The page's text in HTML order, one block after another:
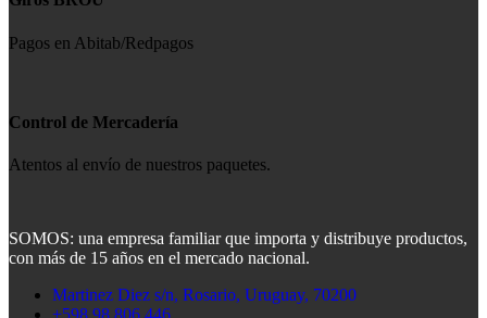
Pagos en Abitab/Redpagos
Control de Mercadería
Atentos al envío de nuestros paquetes.
SOMOS: una empresa familiar que importa y distribuye productos,
con más de 15 años en el mercado nacional.
Martinez Diez s/n, Rosario, Uruguay, 70200